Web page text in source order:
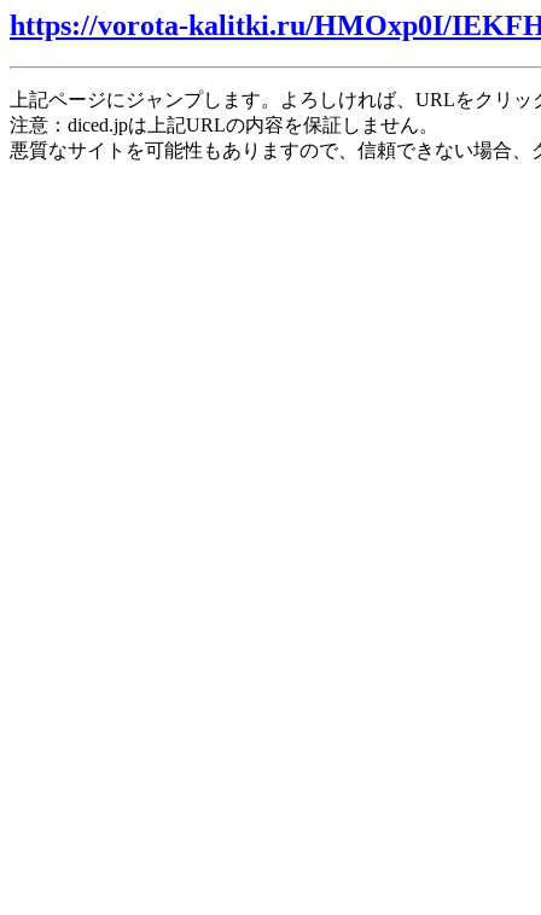
https://vorota-kalitki.ru/HMOxp0I/
上記ページにジャンプします。よろしければ、URLをクリ
注意：diced.jpは上記URLの内容を保証しません。
悪質なサイトを可能性もありますので、信頼できない場合、